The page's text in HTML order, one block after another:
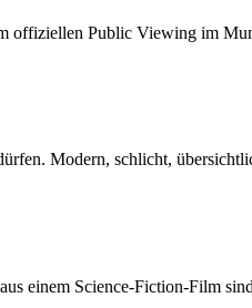
offiziellen Public Viewing im
Modern, schlicht,
einem Science-Fiction-Film